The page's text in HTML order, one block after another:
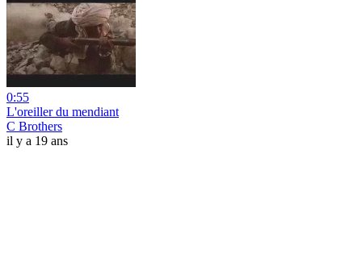
0:55
L'oreiller du mendiant
C Brothers
il y a 19 ans